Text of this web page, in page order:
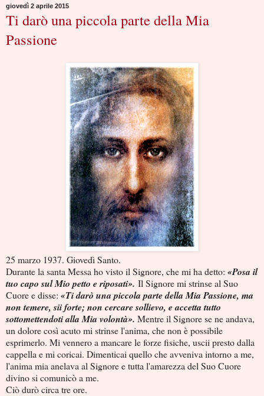
giovedì 2 aprile 2015
Ti darò una piccola parte della Mia
Passione
25 marzo 1937. Giovedì Santo.
Durante la santa Messa ho visto il Signore, che mi ha detto: «Posa il
tuo capo sul Mio petto e riposati». Il Signore mi strinse al Suo
Cuore e disse: «Ti darò una piccola parte della Mia Passione, ma
non temere, sii forte; non cercare sollievo, e accetta tutto
sottomettendoti alla Mia volontà». Mentre il Signore se ne andava,
un dolore così acuto mi strinse l'anima, che non è possibile
esprimerlo. Mi vennero a mancare le forze fisiche, uscii presto dalla
cappella e mi coricai. Dimenticai quello che avveniva intorno a me,
l'anima mia anelava al Signore e tutta l'amarezza del Suo Cuore
divino si comunicò a me.
Ciò durò circa tre ore.